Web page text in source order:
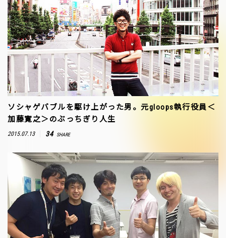
ソシャゲバブルを駆け上がった男。元gloops執行役員＜
加藤寛之＞のぶっちぎり人生
2015.07.13 34 SHARE